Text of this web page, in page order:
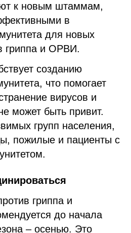
к новым штаммам,
в
для новых
гриппа и ОРВИ.
созданию
что помогает
вирусов и
может быть привит.
групп населения,
пожилые и пациенты с
гриппа и
до начала
– осенью. Это